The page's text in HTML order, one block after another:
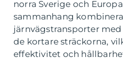
norra Sverige och
sammanhang
järnvägstransporter
de kortare sträckorna,
effektivitet och